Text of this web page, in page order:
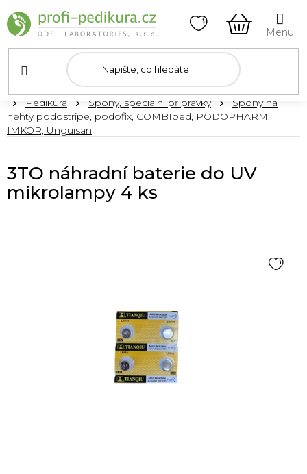
na
obsah
NÁKUPNÍ
KOŠÍK
DomůPedikúra Špony, speciální přípravky
Špony na
nehty podostripe, podofix, COMBIped, PODOPHARM,
IMKOR, Unguisan
3TO náhradní baterie do UV
mikrolampy 4 ks